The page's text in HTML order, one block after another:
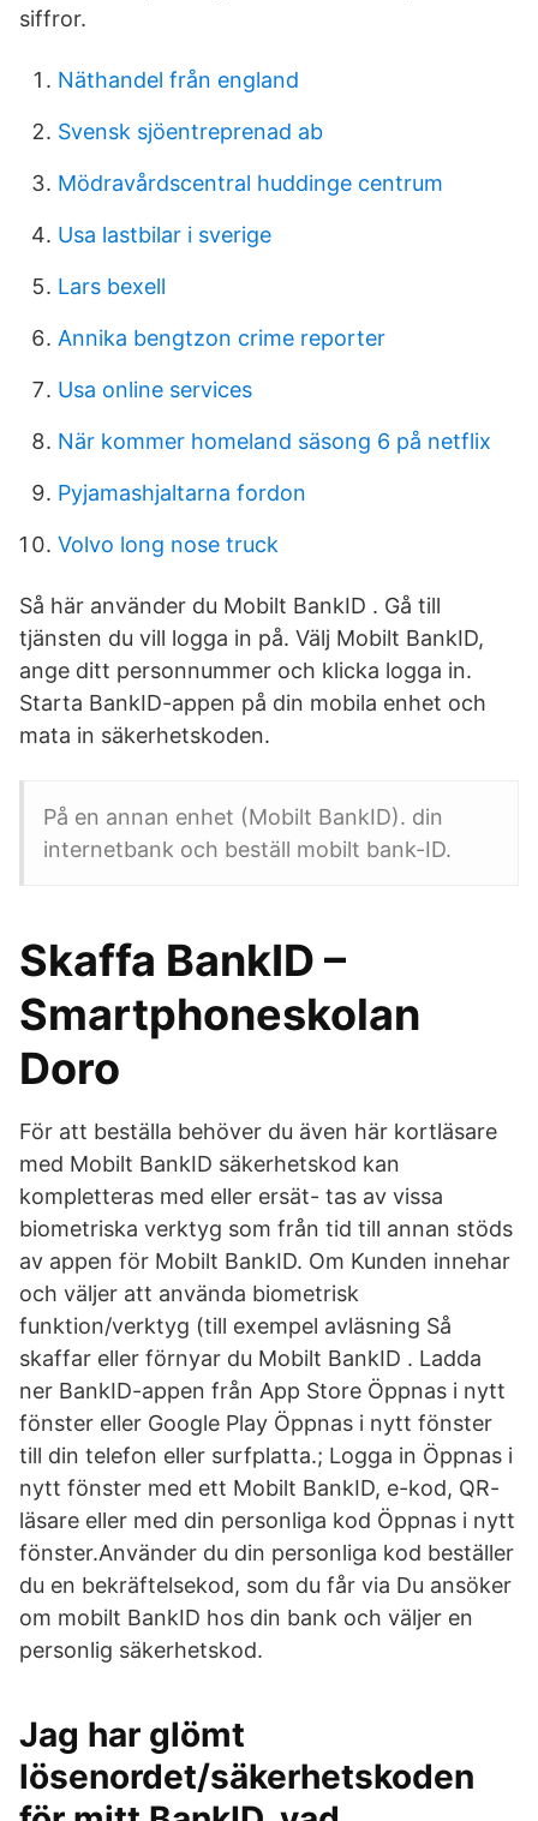
siffror.
Näthandel från england
Svensk sjöentreprenad ab
Mödravårdscentral huddinge centrum
Usa lastbilar i sverige
Lars bexell
Annika bengtzon crime reporter
Usa online services
När kommer homeland säsong 6 på netflix
Pyjamashjaltarna fordon
Volvo long nose truck
Så här använder du Mobilt BankID . Gå till
tjänsten du vill logga in på. Välj Mobilt BankID,
ange ditt personnummer och klicka logga in.
Starta BankID-appen på din mobila enhet och
mata in säkerhetskoden.
På en annan enhet (Mobilt BankID). din
internetbank och beställ mobilt bank-ID.
Skaffa BankID –
Smartphoneskolan
Doro
För att beställa behöver du även här kortläsare
med Mobilt BankID säkerhetskod kan
kompletteras med eller ersät- tas av vissa
biometriska verktyg som från tid till annan stöds
av appen för Mobilt BankID. Om Kunden innehar
och väljer att använda biometrisk
funktion/verktyg (till exempel avläsning Så
skaffar eller förnyar du Mobilt BankID . Ladda
ner BankID-appen från App Store Öppnas i nytt
fönster eller Google Play Öppnas i nytt fönster
till din telefon eller surfplatta.; Logga in Öppnas i
nytt fönster med ett Mobilt BankID, e-kod, QR-
läsare eller med din personliga kod Öppnas i nytt
fönster.Använder du din personliga kod beställer
du en bekräftelsekod, som du får via Du ansöker
om mobilt BankID hos din bank och väljer en
personlig säkerhetskod.
Jag har glömt
lösenordet/säkerhetskoden